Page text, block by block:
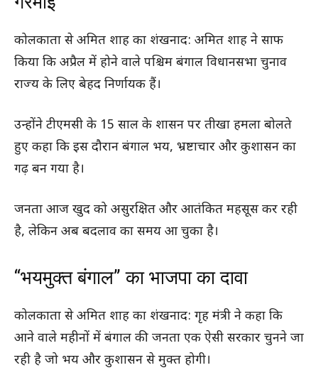
कोलकाता से अमित शाह का शंखनाद: अमित शाह ने साफ
किया कि अप्रैल में होने वाले पश्चिम बंगाल विधानसभा चुनाव
राज्य के लिए बेहद निर्णायक हैं।
उन्होंने टीएमसी के 15 साल के शासन पर तीखा हमला बोलते
हुए कहा कि इस दौरान बंगाल भय, भ्रष्टाचार और कुशासन का
गढ़ बन गया है।
जनता आज खुद को असुरक्षित और आतंकित महसूस कर रही
है, लेकिन अब बदलाव का समय आ चुका है।
“भयमुक्त बंगाल” का भाजपा का दावा
कोलकाता से अमित शाह का शंखनाद: गृह मंत्री ने कहा कि
आने वाले महीनों में बंगाल की जनता एक ऐसी सरकार चुनने जा
रही है जो भय और कुशासन से मुक्त होगी।